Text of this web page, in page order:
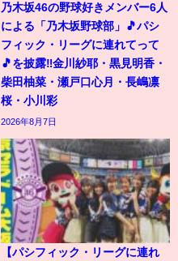
乃木坂46の野球好きメンバー6人
による「乃木坂野球部」🎵パシ
フィック・リーグに連れてって
🎵を披露‼️金川紗耶・黒見明香・
柴田柚菜・瀬戸口心月・長嶋凛
桜・小川彩
2026年8月7日
【パシフィック・リーグに連れ